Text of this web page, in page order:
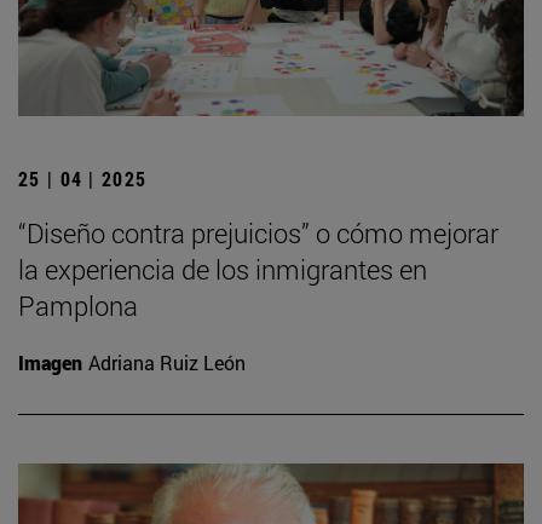
25 | 04 | 2025
“Diseño contra prejuicios” o cómo mejorar
la experiencia de los inmigrantes en
Pamplona
Imagen Adriana Ruiz León